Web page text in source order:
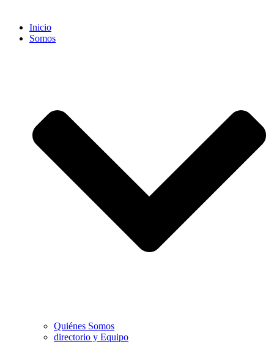
Inicio
Somos
Quiénes Somos
directorio y Equipo